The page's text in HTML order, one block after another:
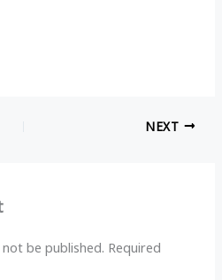
NEXT
be published. Required